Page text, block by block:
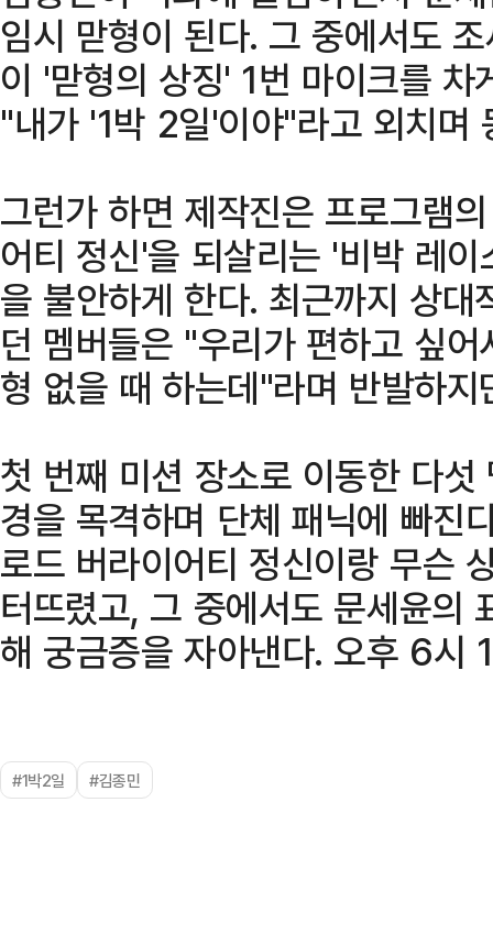
임시 맏형이 된다. 그 중에서도
이 '맏형의 상징' 1번 마이크를
"내가 '1박 2일'이야"라고 외치며
그런가 하면 제작진은 프로그램
어티 정신'을 되살리는 '비박 레
을 불안하게 한다. 최근까지 상
던 멤버들은 "우리가 편하고 싶
형 없을 때 하는데"라며 반발하
첫 번째 미션 장소로 이동한 다
경을 목격하며 단체 패닉에 빠진
로드 버라이어티 정신이랑 무슨
터뜨렸고, 그 중에서도 문세윤의
해 궁금증을 자아낸다. 오후 6시
#1박2일 #김종민